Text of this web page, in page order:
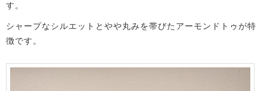
す。
シャープなシルエットとやや丸みを帯びたアーモンドトゥが特
徴です。